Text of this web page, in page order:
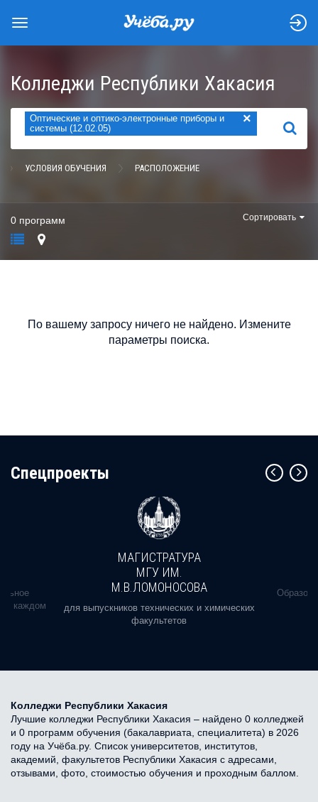
Колледжи Республики Хакасия
Оптические и оптико-электронные приборы и
системы (12.02.05)
×
НАЙТИ
УСЛОВИЯ ОБУЧЕНИЯ РАСПОЛОЖЕНИЕ
0 программ Сортировать
По вашему запросу ничего не найдено. Измените
параметры поиска.
Cпецпроекты
в каждом
МАГИСТРАТУРА
МГУ ИМ.
М.В.ЛОМОНОСОВА
для выпускников технических и химических
факультетов
Колледжи Республики Хакасия
Лучшие колледжи Республики Хакасия – найдено 0 колледжей
и 0 программ обучения (бакалавриата, специалитета) в 2026
году на Учёба.ру. Список университетов, институтов,
академий, факультетов Республики Хакасия с адресами,
отзывами, фото, стоимостью обучения и проходным баллом.